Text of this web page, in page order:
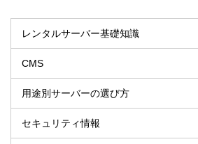
レンタルサーバー基礎知識
CMS
用途別サーバーの選び方
セキュリティ情報